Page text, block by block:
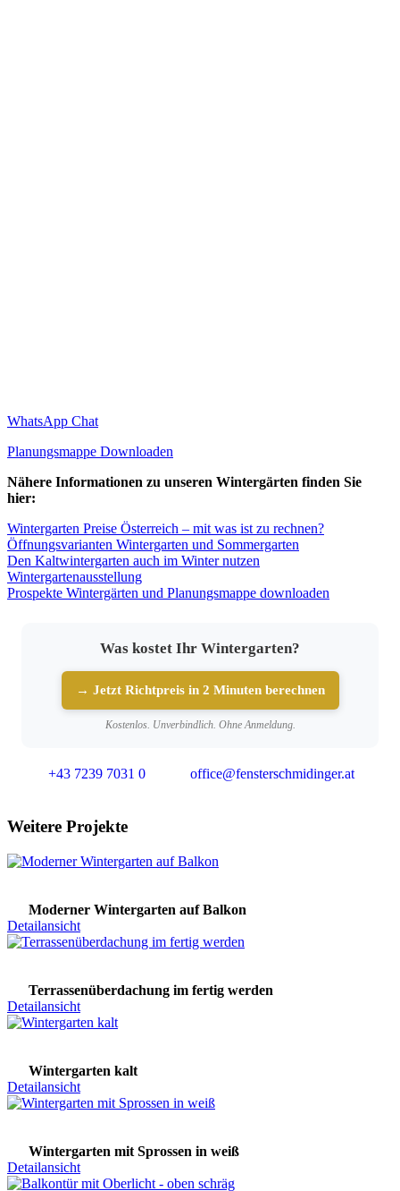
WhatsApp Chat
Planungsmappe Downloaden
Nähere Informationen zu unseren Wintergärten finden Sie
hier:
Wintergarten Preise Österreich – mit was ist zu rechnen?
Öffnungsvarianten Wintergarten und Sommergarten
Den Kaltwintergarten auch im Winter nutzen
Wintergartenausstellung
Prospekte Wintergärten und Planungsmappe downloaden
Was kostet Ihr Wintergarten?
→ Jetzt Richtpreis in 2 Minuten berechnen
Kostenlos. Unverbindlich. Ohne Anmeldung.
+43 7239 7031 0 office@fensterschmidinger.at
Weitere Projekte
Moderner Wintergarten auf Balkon
Detailansicht
Terrassenüberdachung im fertig werden
Detailansicht
Wintergarten kalt
Detailansicht
Wintergarten mit Sprossen in weiß
Detailansicht